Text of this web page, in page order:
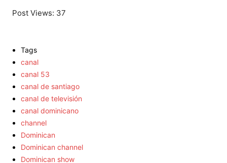
Post Views: 37
Tags
canal
canal 53
canal de santiago
canal de televisión
canal dominicano
channel
Dominican
Dominican channel
Dominican show